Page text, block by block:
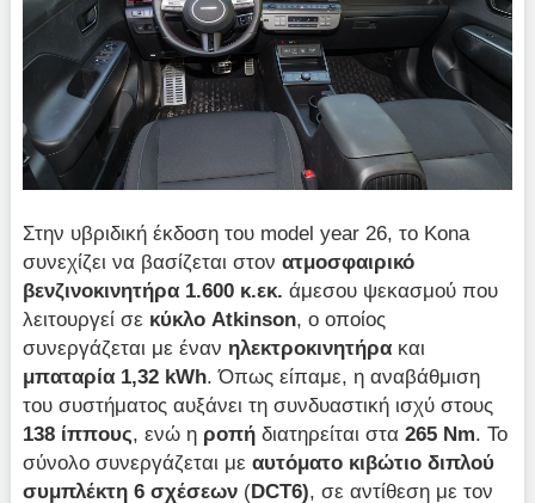
Στην υβριδική έκδοση του model year 26, το Kona
συνεχίζει να βασίζεται στονατμοσφαιρικό
βενζινοκινητήρα 1.600 κ.εκ. άμεσου ψεκασμού που
λειτουργεί σε κύκλο Atkinson , ο οποίος
συνεργάζεται με έναν ηλεκτροκινητήρα και
μπαταρία 1,32 kWh . Όπως είπαμε, η αναβάθμιση
του συστήματος αυξάνει τη συνδυαστική ισχύ στους
138 ίππους , ενώ η ροπή διατηρείται στα265 Nm . Το
σύνολο συνεργάζεται μεαυτόματο κιβώτιο διπλού
συμπλέκτη 6 σχέσεων (DCT6) , σε αντίθεση με τον